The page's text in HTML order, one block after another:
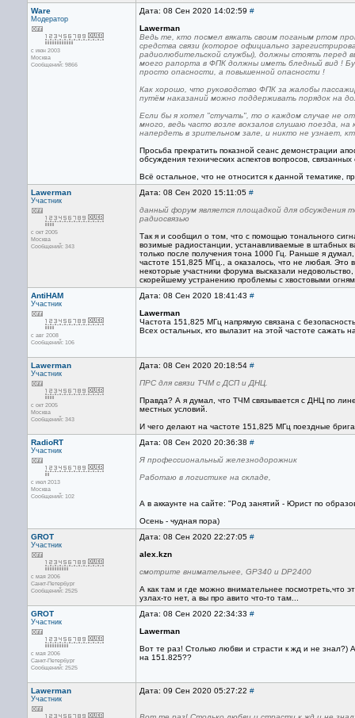
Ware
Модератор
с июн 2003
Москва
Сообщений: 9866
Дата: 08 Сен 2020 14:02:59 #
Lawerman
Ведь те, кто посмел вякать своим поганым ртом
средства связи (которое официально
радиолюбительской службы), должны стоять перед
моего рапорта в ФПК должны иметь бледный вид !
просто опасности, а повышенной опасности !
Как хорошо, что руководство ФПК за жалобы
путём наказаний можно поддерживать порядок на
Если бы я хотел "стучать", то о каждом случае не
много, ведь часто возле вокзалов слушаю поезда,
напердеть в зрительном зале, и никто не узнает,
Просьба прекратить показной сеанс демонстрации
обсуждения технических аспектов вопросов,
Всё остальное, что не относится к данной тематике,
Lawerman
Участник
с окт 2005
Москва
Сообщений: 343
Дата: 08 Сен 2020 15:11:05 #
данный форум является площадкой для обсуждения
радиосвязью
Так я и сообщил о том, что с помощью тонального
возимые радиостанции, устанавливаемые в штабных
только после получения тона 1000 Гц. Раньше я
частоте 151,825 МГц., а оказалось, что не любая. Это
некоторые участники форума высказали
скорейшему устранению проблемы с хвостовыми
AntiHAM
Участник
с авг 2008
Сообщений: 106
Дата: 08 Сен 2020 18:41:43 #
Lawerman
Частота 151,825 МГц напрямую связана с
Всех остальных, кто вылазит на этой частоте сажать
Lawerman
Участник
с окт 2005
Москва
Сообщений: 343
Дата: 08 Сен 2020 20:18:54 #
ПРС для связи ТЧМ с ДСП и ДНЦ.
Правда? А я думал, что ТЧМ связывается с ДНЦ по
местных условий.
И чего делают на частоте 151,825 МГц поездные
RadioRT
Участник
с июл 2013
Москва
Сообщений: 102
Дата: 08 Сен 2020 20:36:38 #
Я профессиональный железнодорожник
Работаю в логистике на складе,
А в аккаунте на сайте: "Род занятий - Юрист по
Осень - чудная пора)
GROT
Участник
с мая 2006
Санкт-Петербург
Сообщений: 2525
Дата: 08 Сен 2020 22:27:05 #
alex.kzn
смотрите внимательнее, GP340 и DP2400
А как там и где можно внимательнее
узлах-то нет, а вы про авито что-то там...
GROT
Участник
с мая 2006
Санкт-Петербург
Сообщений: 2525
Дата: 08 Сен 2020 22:34:33 #
Lawerman
Вот те раз! Столько любви и страсти к жд и не знал?)
на 151.825??
Lawerman
Участник
Дата: 09 Сен 2020 05:27:22 #